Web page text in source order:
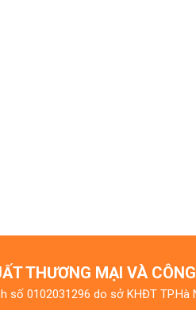
THƯƠNG MẠI VÀ
số 0102031296 do sở KHĐT